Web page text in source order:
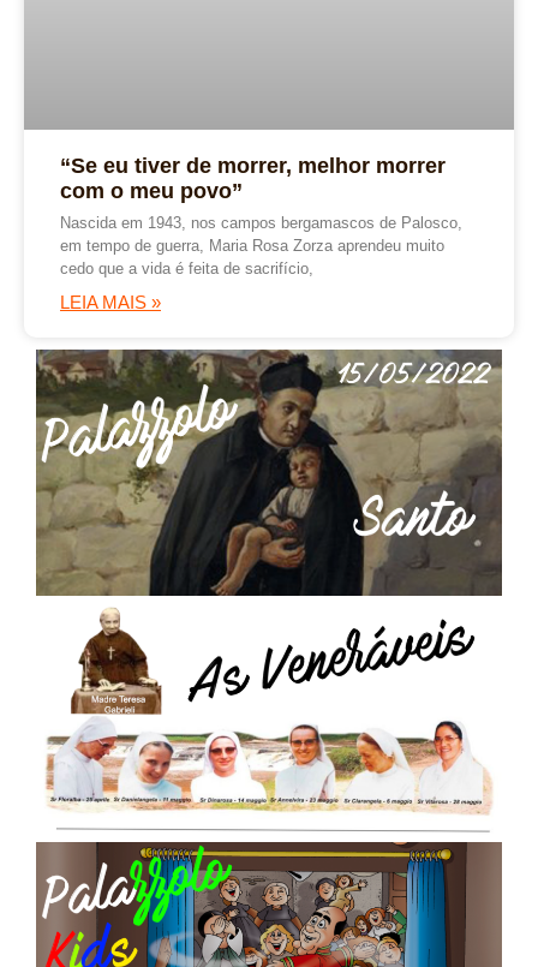
“Se eu tiver de morrer, melhor morrer
com o meu povo”
Nascida em 1943, nos campos bergamascos de Palosco,
em tempo de guerra, Maria Rosa Zorza aprendeu muito
cedo que a vida é feita de sacrifício,
LEIA MAIS »